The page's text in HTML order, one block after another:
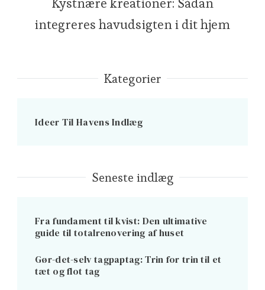
integreres havudsigten i dit hjem
Kategorier
Ideer Til Havens Indlæg
Seneste indlæg
Fra fundament til kvist: Den ultimative
guide til totalrenovering af huset
Gør-det-selv tagpaptag: Trin for trin til et
tæt og flot tag